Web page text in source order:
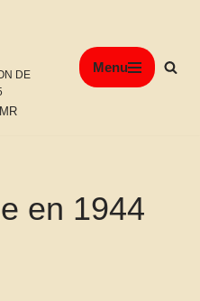
DE
Menu
en 1944